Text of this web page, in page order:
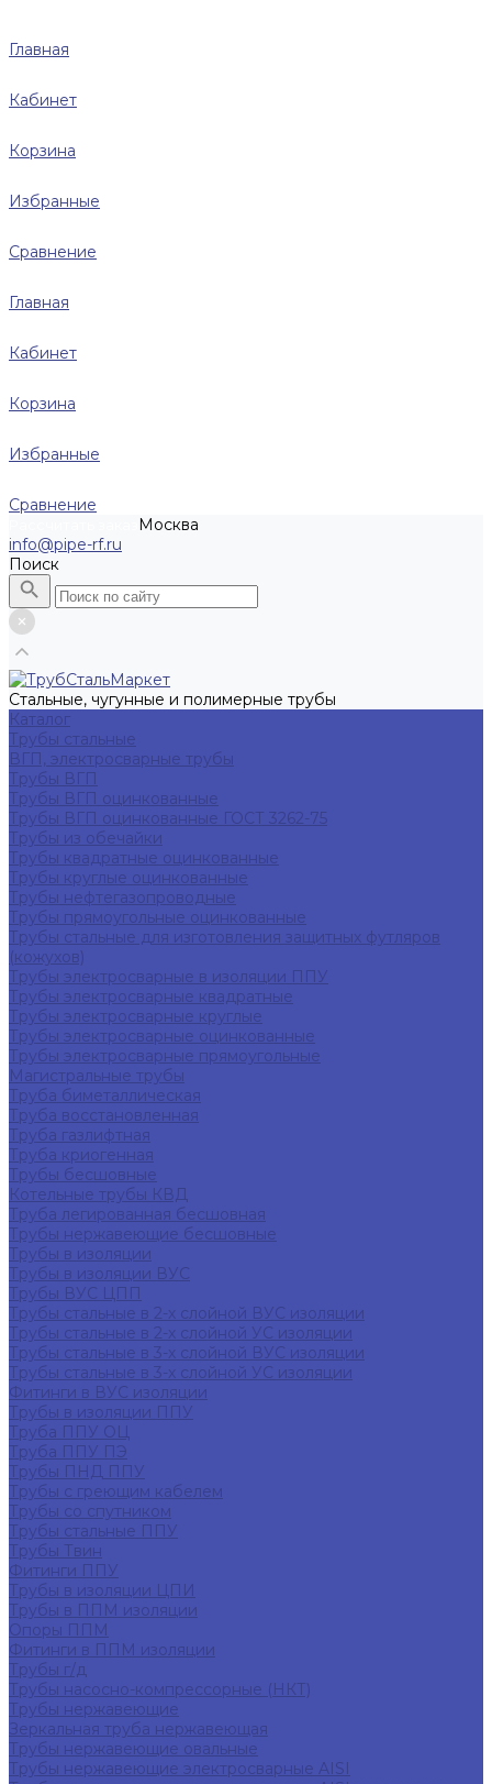
Главная
Кабинет
Корзина
Избранные
Сравнение
Главная
Кабинет
Корзина
Избранные
Сравнение
Москва
info@pipe-rf.ru
Поиск
Стальные, чугунные и полимерные трубы
Каталог
Трубы стальные
ВГП, электросварные трубы
Трубы ВГП
Трубы ВГП оцинкованные
Трубы ВГП оцинкованные ГОСТ 3262-75
Трубы из обечайки
Трубы квадратные оцинкованные
Трубы круглые оцинкованные
Трубы нефтегазопроводные
Трубы прямоугольные оцинкованные
Трубы стальные для изготовления защитных футляров
(кожухов)
Трубы электросварные в изоляции ППУ
Трубы электросварные квадратные
Трубы электросварные круглые
Трубы электросварные оцинкованные
Трубы электросварные прямоугольные
Магистральные трубы
Труба биметаллическая
Труба восстановленная
Труба газлифтная
Труба криогенная
Трубы бесшовные
Котельные трубы КВД
Труба легированная бесшовная
Трубы нержавеющие бесшовные
Трубы в изоляции
Трубы в изоляции ВУС
Трубы ВУС ЦПП
Трубы стальные в 2-х слойной ВУС изоляции
Трубы стальные в 2-х слойной УС изоляции
Трубы стальные в 3-х слойной ВУС изоляции
Трубы стальные в 3-х слойной УС изоляции
Фитинги в ВУС изоляции
Трубы в изоляции ППУ
Труба ППУ ОЦ
Труба ППУ ПЭ
Трубы ПНД ППУ
Трубы с греющим кабелем
Трубы со спутником
Трубы стальные ППУ
Трубы Твин
Фитинги ППУ
Трубы в изоляции ЦПИ
Трубы в ППМ изоляции
Опоры ППМ
Фитинги в ППМ изоляции
Трубы г/д
Трубы насосно-компрессорные (НКТ)
Трубы нержавеющие
Зеркальная труба нержавеющая
Трубы нержавеющие овальные
Трубы нержавеющие электросварные AISI